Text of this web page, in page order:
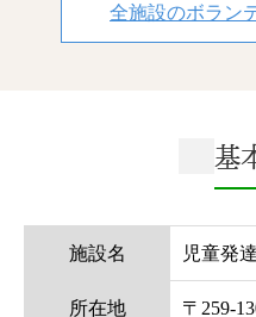
全施設のボラン
基
施設名 児童発
所在地
〒259-